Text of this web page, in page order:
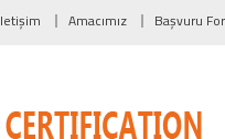
Amacımız Başvuru